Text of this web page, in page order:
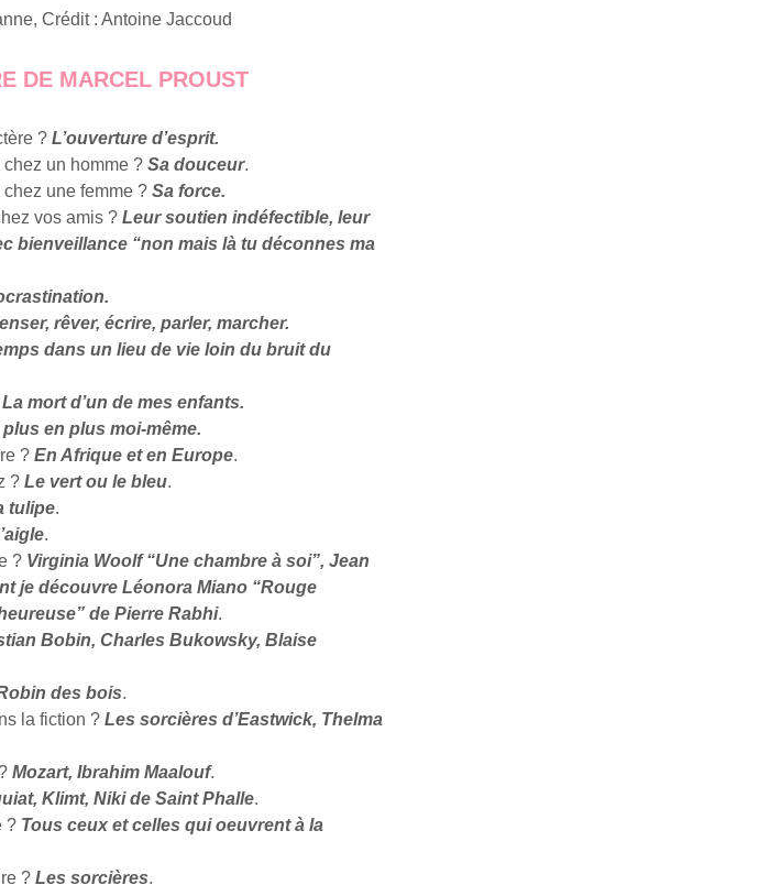
Crédit : Antoine Jaccoud
DE MARCEL PROUST
? L’ouverture d’esprit.
un homme ? Sa douceur.
une femme ? Sa force.
vos amis ? Leur soutien indéfectible, leur
bienveillance “non mais là tu déconnes ma
rêver, écrire, parler, marcher.
dans un lieu de vie loin du bruit du
La mort d’un de mes enfants.
plus en plus moi-même.
? En Afrique et en Europe.
? Le vert ou le bleu.
tulipe.
.
? Virginia Woolf “Une chambre à soi”, Jean
je découvre Léonora Miano “Rouge
de Pierre Rabhi.
Bobin, Charles Bukowsky, Blaise
des bois.
la fiction ? Les sorcières d’Eastwick, Thelma
Mozart, Ibrahim Maalouf.
Klimt, Niki de Saint Phalle.
? Tous ceux et celles qui oeuvrent à la
? Les sorcières.